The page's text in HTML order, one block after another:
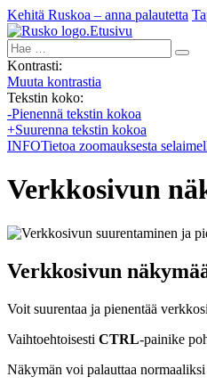
Kehitä Ruskoa – anna palautetta
Etusivu
Hae:
Kontrasti:
Muuta kontrastia
Tekstin koko:
-Pienennä tekstin kokoa
+Suurenna tekstin kokoa
INFOTietoa zoomauksesta
Verkkosivun
Verkkosivun
Voit suurentaa ja pienentää
Vaihtoehtoisesti CTRL-painike
Näkymän voi palauttaa